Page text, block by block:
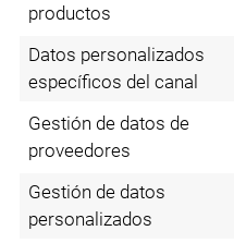
productos
Datos personalizados
específicos del canal
Gestión de datos de
proveedores
Gestión de datos
personalizados